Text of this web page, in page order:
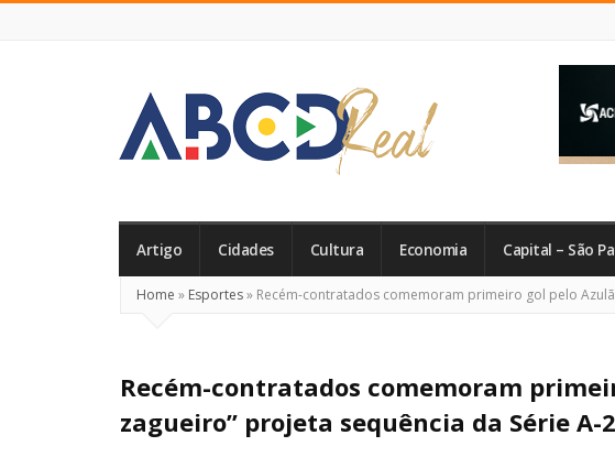
Real
Artigo Cidades Cultura Economia Capital – São
Home » Esportes» Recém-contratados comemoram primeiro gol pelo
Recém-contratados comemoram
zagueiro” projeta sequência da Série A-2